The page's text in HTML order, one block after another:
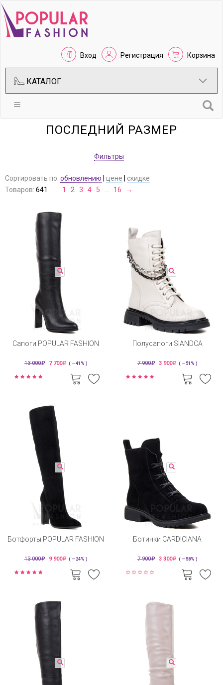
Вход Регистрация Корзина
КАТАЛОГ
ПОСЛЕДНИЙ РАЗМЕР
Фильтры
Сортировать по: обновлению цене
скидке
Товаров: 641 1 2 3 4 5 16 →
Сапоги POPULAR FASHION
13 000 7 700 ( —41% )
Полусапоги SIANDCA
7 900 3 900 ( —51% )
Ботфорты POPULAR FASHION
13 000 9 900 ( —24% )
Ботинки CARDICIANA
7 900 3 300 ( —58% )